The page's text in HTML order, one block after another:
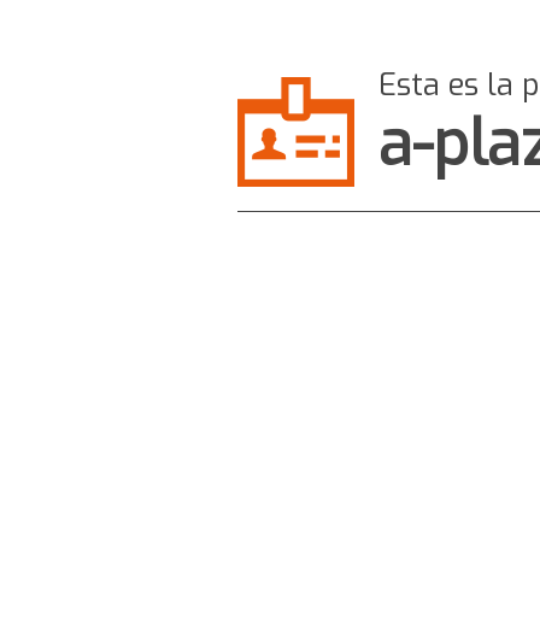
Esta es la
a-